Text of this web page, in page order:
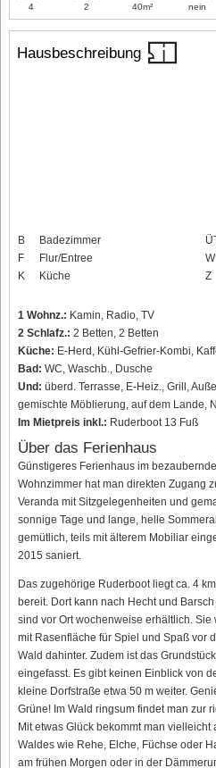
Hausbeschreibung
B
Badezimmer
F
Flur/Entree
K
Küche
W
Z
1 Wohnz.: Kamin, Radio, TV
2 Schlafz.: 2 Betten, 2 Betten
Küche: E-Herd, Kühl-Gefrier-Kombi,
Bad: WC, Waschb., Dusche
Und: überd. Terrasse, E-Heiz., Grill,
gemischte Möblierung, auf dem Lande,
Im Mietpreis inkl.: Ruderboot 13 Fuß
Über das Ferienhaus
Günstigeres Ferienhaus im
Wohnzimmer hat man direkten Zugang
Veranda mit Sitzgelegenheiten und
sonnige Tage und lange, helle
gemütlich, teils mit älterem Mobiliar
2015 saniert.
Das zugehörige Ruderboot liegt ca. 4
bereit. Dort kann nach Hecht und
sind vor Ort wochenweise erhältlich.
mit Rasenfläche für Spiel und Spaß vor
Wald dahinter. Zudem ist das
eingefasst. Es gibt keinen Einblick von
kleine Dorfstraße etwa 50 m weiter.
Grüne! Im Wald ringsum findet man zur
Mit etwas Glück bekommt man
Waldes wie Rehe, Elche, Füchse oder
am frühen Morgen oder in der
4 2 40m² nein